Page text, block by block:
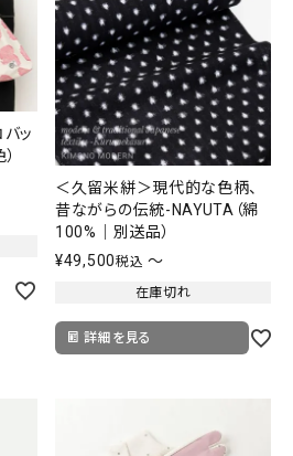
バッ
＜久留米絣＞現代的な色柄、
昔ながらの伝統-NAYUTA（綿
100%｜別送品）
¥49,500税込 〜
在庫切れ
詳細を見る